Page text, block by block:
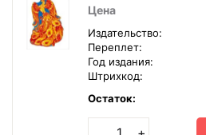
Цена
Издательство:
Переплет:
Год издания:
Штрихкод:
Остаток: